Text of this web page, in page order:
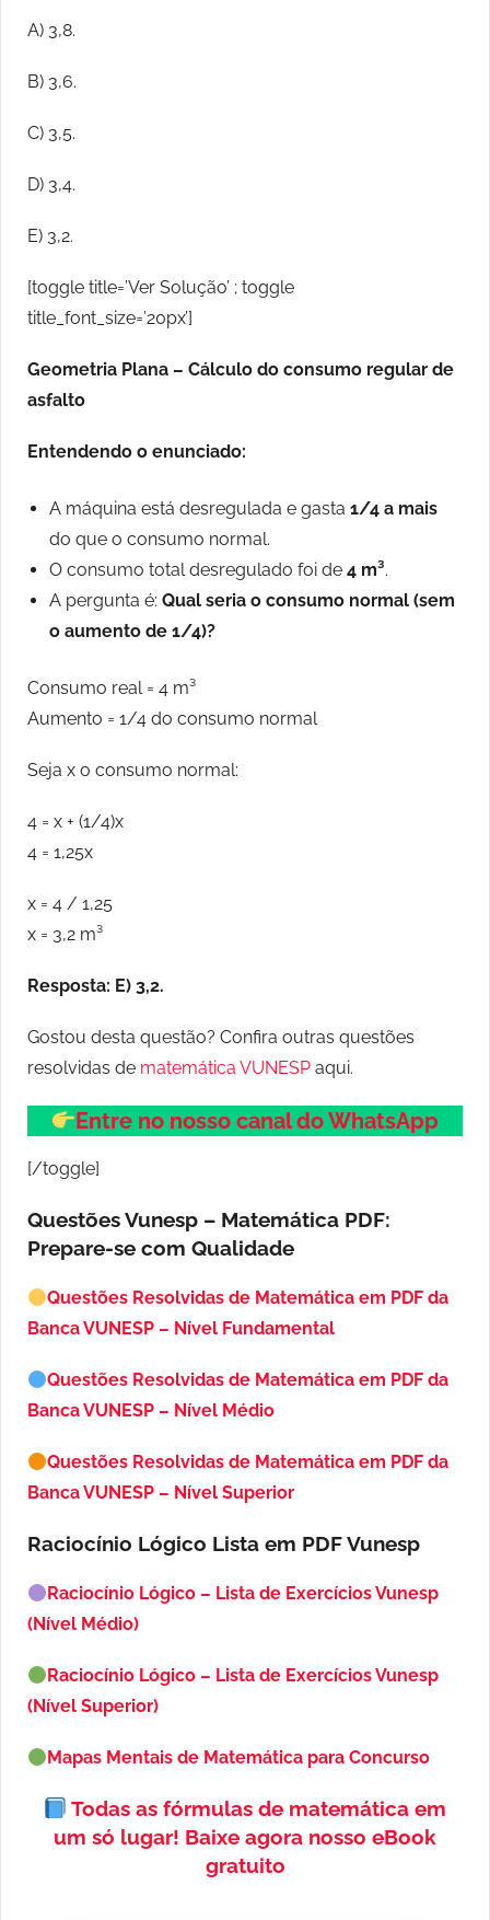
A) 3,8.
B) 3,6.
C) 3,5.
D) 3,4.
E) 3,2.
[toggle title=’Ver Solução’ ; toggle
title_font_size=’20px’]
Geometria Plana – Cálculo do consumo regular de
asfalto
Entendendo o enunciado:
A máquina está desregulada e gasta 1/4 a mais
do que o consumo normal.
O consumo total desregulado foi de 4 m³.
A pergunta é: Qual seria o consumo normal (sem
o aumento de 1/4)?
Consumo real = 4 m³
Aumento = 1/4 do consumo normal
Seja x o consumo normal:
4 = x + (1/4)x
4 = 1,25x
x = 4 / 1,25
x = 3,2 m³
Resposta: E) 3,2.
Gostou desta questão? Confira outras questões
resolvidas de matemática VUNESP aqui.
Entre no nosso canal do WhatsApp
[/toggle]
Questões Vunesp – Matemática PDF:
Prepare-se com Qualidade
Questões Resolvidas de Matemática em PDF da
Banca VUNESP – Nível Fundamental
Questões Resolvidas de Matemática em PDF da
Banca VUNESP – Nível Médio
Questões Resolvidas de Matemática em PDF da
Banca VUNESP – Nível Superior
Raciocínio Lógico Lista em PDFVunesp
Raciocínio Lógico – Lista de Exercícios Vunesp
(Nível Médio)
Raciocínio Lógico – Lista de Exercícios Vunesp
(Nível Superior)
Mapas Mentais de Matemática para Concurso
Todas as fórmulas de matemática em
um só lugar! Baixe agora nosso eBook
gratuito